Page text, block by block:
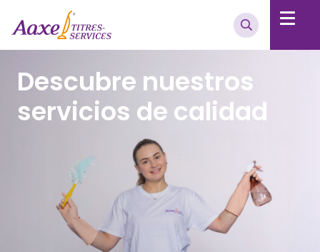
Descubre nuestros
servicios de calidad